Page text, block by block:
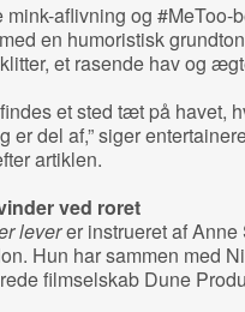
mink-aflivning og
en humoristisk
et rasende hav og
et sted tæt på havet,
er del af,” siger
artiklen.
ved roret
leverer instrueret af Anne
Hun har sammen med
filmselskab Dune